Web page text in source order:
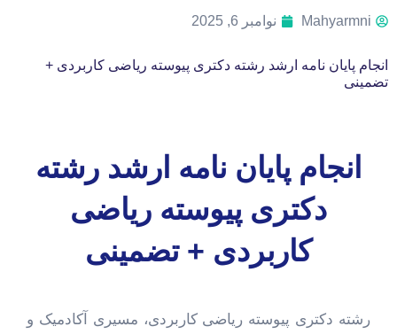
Mahyarmni نوامبر 6, 2025
انجام پایان نامه ارشد رشته دکتری پیوسته ریاضی کاربردی +
تضمینی
انجام پایان نامه ارشد رشته
دکتری پیوسته ریاضی
کاربردی + تضمینی
رشته دکتری پیوسته ریاضی کاربردی، مسیری آکادمیک و